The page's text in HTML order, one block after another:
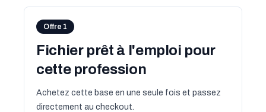
Offre 1
Fichier prêt à l'emploi pour
cette profession
Achetez cette base en une seule fois et passez
directement au checkout.